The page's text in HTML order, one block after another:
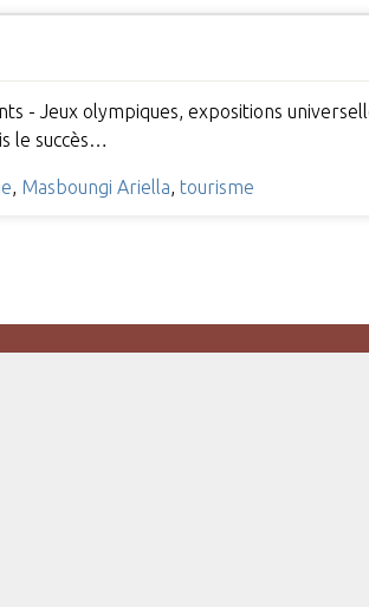
- Jeux olympiques, expositions
le succès…
, Masboungi Ariella, tourisme